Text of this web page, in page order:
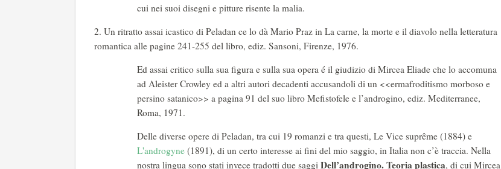
cui nei suoi disegni e pitture risente la malia.
Un ritratto assai icastico di Peladan ce lo dà Mario Praz in La carne, la morte e il diavolo nella letteratura
romantica alle pagine 241-255 del libro, ediz. Sansoni, Firenze, 1976.
Ed assai critico sulla sua figura e sulla sua opera é il giudizio di Mircea Eliade che lo accomuna
ad Aleister Crowley ed a altri autori decadenti accusandoli di un <<ermafroditismo morboso e
persino satanico>> a pagina 91 del suo libro Mefistofele e l’androgino, ediz. Mediterranee,
Roma, 1971.
Delle diverse opere di Peladan, tra cui 19 romanzi e tra questi, Le Vice suprême (1884) e
L'androgyne(1891), di un certo interesse ai fini del mio saggio, in Italia non c’è traccia. Nella
nostra lingua sono stati invece tradotti due saggi Dell’androgino. Teoria plastica, di cui Mircea